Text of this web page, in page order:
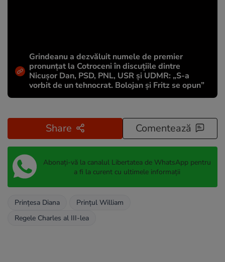
Grindeanu a dezvăluit numele de premier
pronunțat la Cotroceni în discuțiile dintre
Nicușor Dan, PSD, PNL, USR și UDMR: „S-a
vorbit de un tehnocrat. Bolojan și Fritz se opun”
Share Comentează
Abonați-vă la canalul Libertatea de WhatsApp pentru
a fi la curent cu ultimele informații
Prințesa Diana
Prințul William
Regele Charles al III-lea